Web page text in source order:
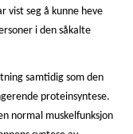
vist seg å kunne heve
i den såkalte
samtidig som den
proteinsyntese.
normal muskelfunksjon